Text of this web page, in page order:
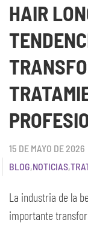
HAIR
15 DE MAYO DE 2026
BLOG,NOTICIAS,
La industria de la
importante